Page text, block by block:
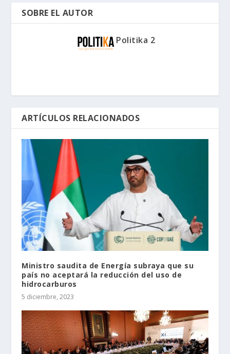
SOBRE EL AUTOR
Politika 2
ARTÍCULOS RELACIONADOS
Ministro saudita de Energía subraya que su
país no aceptará la reducción del uso de
hidrocarburos
5 diciembre, 2023